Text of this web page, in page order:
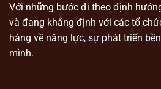
Với những bước đi theo định
và đang khẳng định với các tổ
hàng về năng lực, sự phát triển
mình.